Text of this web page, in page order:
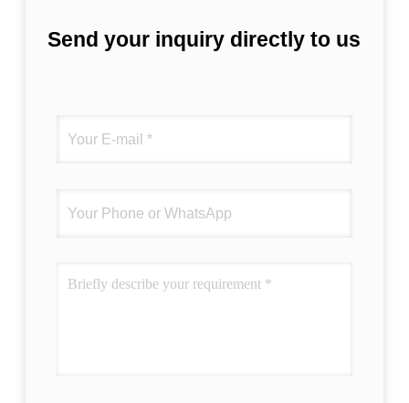
Send your inquiry directly to us